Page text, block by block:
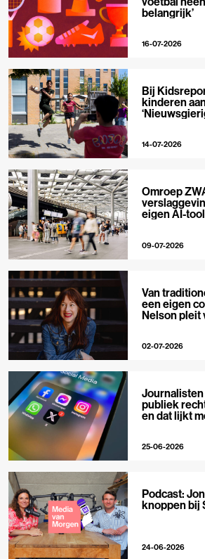
belangrijk’
16-07-2026
Bij
kinderen
14-07-2026
Omroep
eigen AI-tool
09-07-2026
Van
een eigen
Nelson pleit
02-07-2026
publiek
en dat lijkt
25-06-2026
Podcast:
knoppen bij
24-06-2026